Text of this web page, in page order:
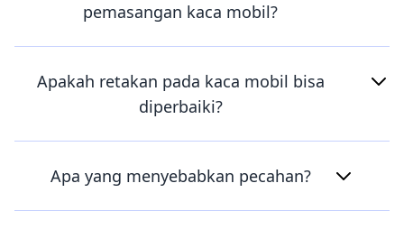
pemasangan kaca mobil?
Apakah retakan pada kaca mobil bisa
diperbaiki?
Apa yang menyebabkan pecahan?